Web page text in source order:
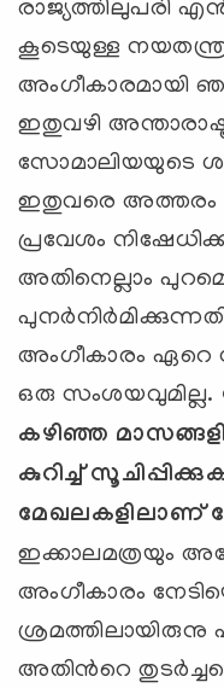
രാജ്യത്തിലുപരി
കൂടെയുള്ള
അംഗീകാരമായി
ഇതുവഴി
സോമാലിയയുടെ
ഇതുവരെ അത്തരം
പ്രവേശം
അതിനെല്ലാം
അംഗീകാരം
ഒരു സംശയവുമില്ല.
കഴിഞ്ഞ
കുറിച്ച്
മേഖലകളിലാണ്
ഇക്കാലമത്രയും
അംഗീകാരം
അതിന്‍റെ